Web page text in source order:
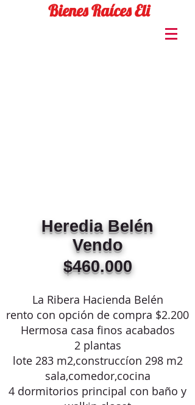
Bienes Raíces Eli
HerediaBelén
Vendo
$460.000
La Ribera Hacienda Belén
rento con opción de compra $2.200
Hermosa casa finos acabados
2 plantas
lote 283 m2,construccíon 298 m2
sala,comedor,cocina
4 dormitorios principal con baño y